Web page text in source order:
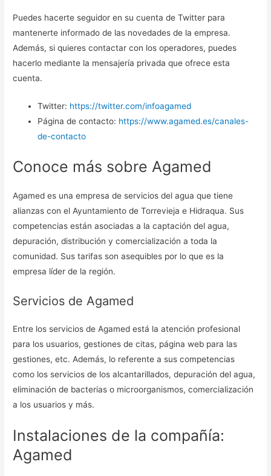
Puedes hacerte seguidor en su cuenta de Twitter para
mantenerte informado de las novedades de la empresa.
Además, si quieres contactar con los operadores, puedes
hacerlo mediante la mensajería privada que ofrece esta
cuenta.
Twitter: https://twitter.com/infoagamed
Página de contacto: https://www.agamed.es/canales-
de-contacto
Conoce más sobre Agamed
Agamed es una empresa de servicios del agua que tiene
alianzas con el Ayuntamiento de Torrevieja e Hidraqua. Sus
competencias están asociadas a la captación del agua,
depuración, distribución y comercialización a toda la
comunidad. Sus tarifas son asequibles por lo que es la
empresa líder de la región.
Servicios de Agamed
Entre los servicios de Agamed está la atención profesional
para los usuarios, gestiones de citas, página web para las
gestiones, etc. Además, lo referente a sus competencias
como los servicios de los alcantarillados, depuración del agua,
eliminación de bacterias o microorganismos, comercialización
a los usuarios y más.
Instalaciones de la compañía:
Agamed